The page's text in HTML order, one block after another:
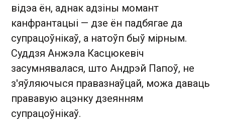
відэа ён, аднак адзіны момант
канфрантацыі — дзе ён падбягае да
супрацоўнікаў, а натоўп быў мірным.
Суддзя Анжэла Касцюкевіч
засумнявалася, што Андрэй Папоў, не
з'яўляючыся правазнаўцай, можа даваць
прававую ацэнку дзеянням
супрацоўнікаў.